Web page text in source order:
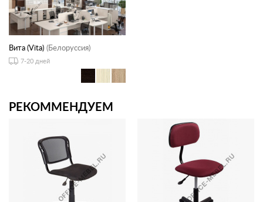
Вита (Vita) (Белоруссия)
7-20 дней
РЕКОММЕНДУЕМ